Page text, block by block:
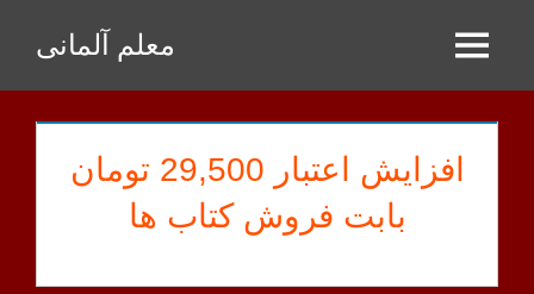
Inhalt
springen
معلم آلمانی Menu
افزایش اعتبار 29,500 تومان
بابت فروش کتاب ها